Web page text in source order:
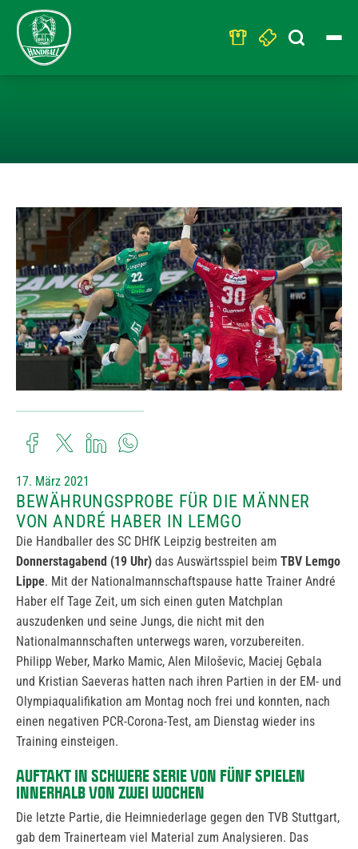
Search
for:
17. März 2021
BEWÄHRUNGSPROBE FÜR DIE MÄNNER
VON ANDRÉ HABER IN LEMGO
Die Handballer des SC DHfK Leipzig bestreiten am
Donnerstagabend (19 Uhr) das Auswärtsspiel beim TBV Lemgo
Lippe. Mit der Nationalmannschaftspause hatte Trainer André
Haber elf Tage Zeit, um sich einen guten Matchplan
auszudenken und seine Jungs, die nicht mit den
Nationalmannschaften unterwegs waren, vorzubereiten.
Philipp Weber, Marko Mamic, Alen Miloševic, Maciej Gębala
und Kristian Saeveras hatten nach ihren Partien in der EM- und
Olympiaqualifikation am Montag noch frei und konnten, nach
einen negativen PCR-Corona-Test, am Dienstag wieder ins
Training einsteigen.
AUFTAKT IN SCHWERE SERIE VON FÜNF SPIELEN
INNERHALB VON ZWEI WOCHEN
Die letzte Partie, die Heimniederlage gegen den TVB Stuttgart,
gab dem Trainerteam viel Material zum Analysieren. Das